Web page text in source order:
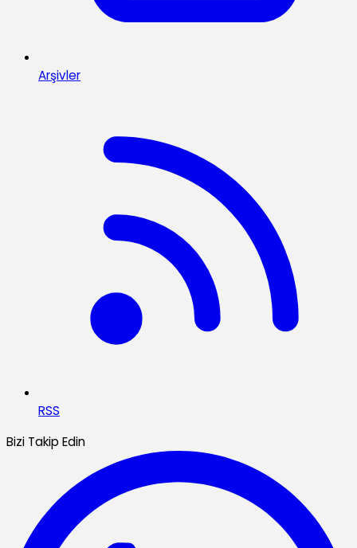
Arşivler
RSS
Bizi Takip Edin